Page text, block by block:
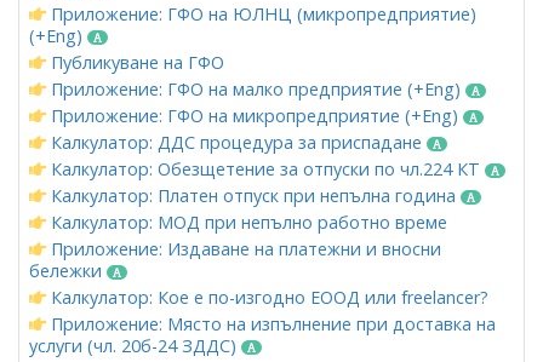
Приложение: ГФО на ЮЛНЦ (микропредприятие)
(+Eng)
Публикуване на ГФО
Приложение: ГФО на малко предприятие (+Eng)
Приложение: ГФО на микропредприятие (+Eng)
Калкулатор: ДДС процедура за приспадане
Калкулатор: Обезщетение за отпуски по чл.224 КТ
Калкулатор: Платен отпуск при непълна година
Калкулатор: МОД при непълно работно време
Приложение: Издаване на платежни и вносни
бележки
Калкулатор: Кое е по-изгодно ЕООД или freelancer?
Приложение: Място на изпълнение при доставка на
услуги (чл. 20б-24 ЗДДС)